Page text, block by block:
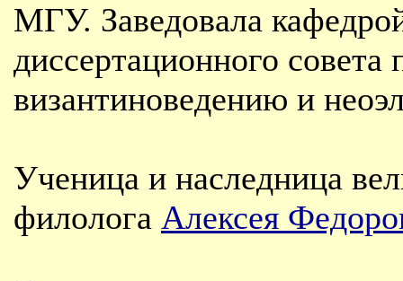
МГУ. Заведовала
диссертационного
византиноведению и
Ученица и наследница
филолога Алексея